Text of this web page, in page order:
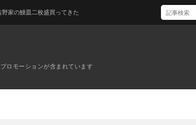
ロモーションが含まれています
皿二枚盛買ってきた